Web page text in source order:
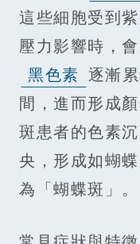
這些細胞受到
壓力影響時，
黑色素 逐漸
間，進而形成
斑患者的色素
央，形成如蝴
為「蝴蝶斑」。